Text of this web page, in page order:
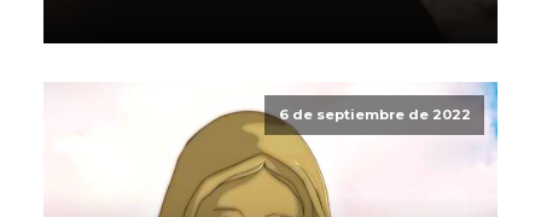
6 de septiembre de 2022